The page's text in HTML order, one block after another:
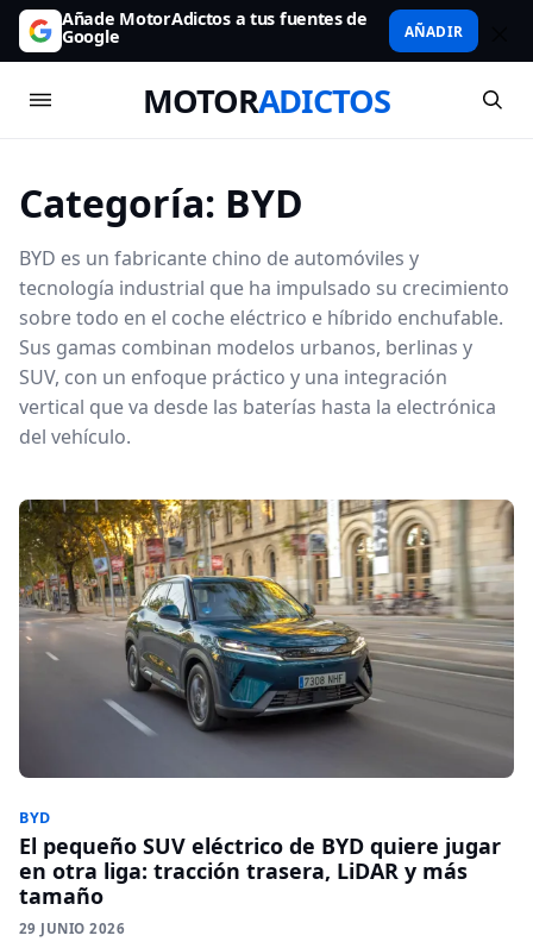
Añade MotorAdictos a tus fuentes de
Google AÑADIR
MOTORADICTOS
Categoría: BYD
BYD es un fabricante chino de automóviles y
tecnología industrial que ha impulsado su crecimiento
sobre todo en el coche eléctrico e híbrido enchufable.
Sus gamas combinan modelos urbanos, berlinas y
SUV, con un enfoque práctico y una integración
vertical que va desde las baterías hasta la electrónica
del vehículo.
BYD
El pequeño SUV eléctrico de BYD quiere jugar
en otra liga: tracción trasera, LiDAR y más
tamaño
29 JUNIO 2026